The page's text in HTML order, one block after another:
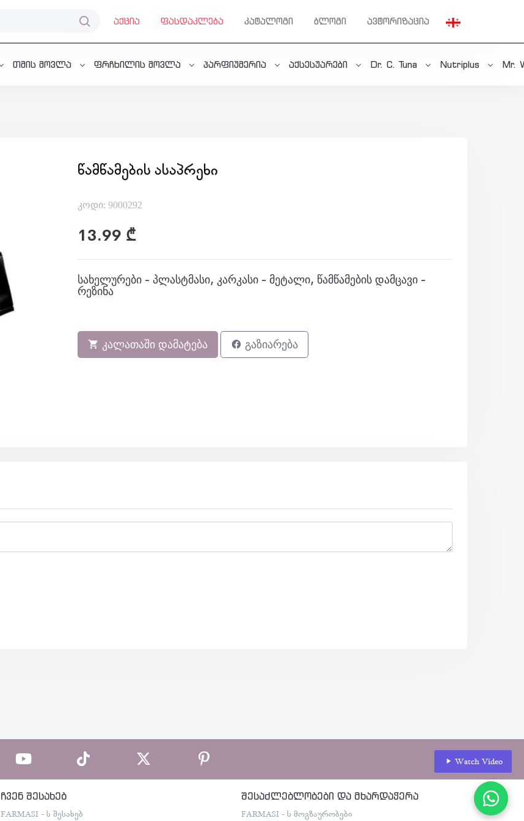
აქცია ფასდაკლება კატალოგი ბლოგი ავტორიზაცია
თმის მოვლა ფრჩხილის მოვლა პარფიუმერია აქსესუარები Dr. C. Tuna Nutriplus Mr.
ᲬᲐᲛᲬᲐᲛᲔᲑᲘᲡ ᲐᲡᲐᲞᲠᲔᲮᲘ
კოდი: 9000292
13.99 ₾
სახელურები - პლასტმასი, კარკასი - მეტალი, წამწამების დამცავი -
რეზინა
კალათაში დამატება გაზიარება
ჩვენ შესახებ
FARMASI - ს შესახებ
შესაძლებლობები და მხარდაჭერა
FARMASI - ს მოგზაურობები
Watch Video